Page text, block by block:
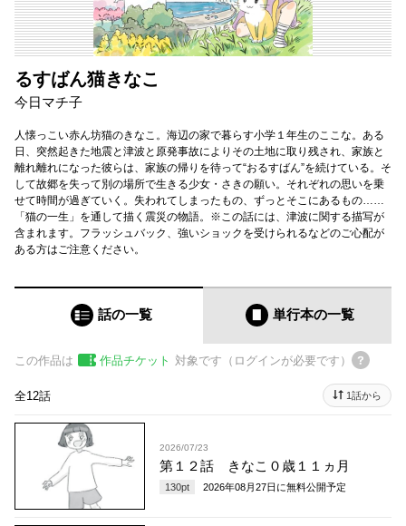
るすばん猫きなこ
今日マチ子
人懐っこい赤ん坊猫のきなこ。海辺の家で暮らす小学１年生のここな。ある
日、突然起きた地震と津波と原発事故によりその土地に取り残され、家族と
離れ離れになった彼らは、家族の帰りを待って“おるすばん”を続けている。そ
して故郷を失って別の場所で生きる少女・さきの願い。それぞれの思いを乗
せて時間が過ぎていく。失われてしまったもの、ずっとそこにあるもの……
「猫の一生」を通して描く震災の物語。※この話には、津波に関する描写が
含まれます。フラッシュバック、強いショックを受けられるなどのご心配が
ある方はご注意ください。
話の一覧 単行本の一覧
この作品は 作品チケット 対象です（ログインが必要です）
全12話 1話から
2026/07/23
第１２話 きなこ０歳１１ヵ月
130pt 2026年08月27日 に無料公開予定